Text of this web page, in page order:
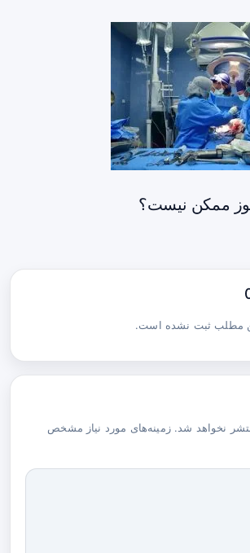
ممکن نیست؟
مطلب ثبت نشده است.
نخواهد شد. زمینه‌های مورد نیاز مشخص